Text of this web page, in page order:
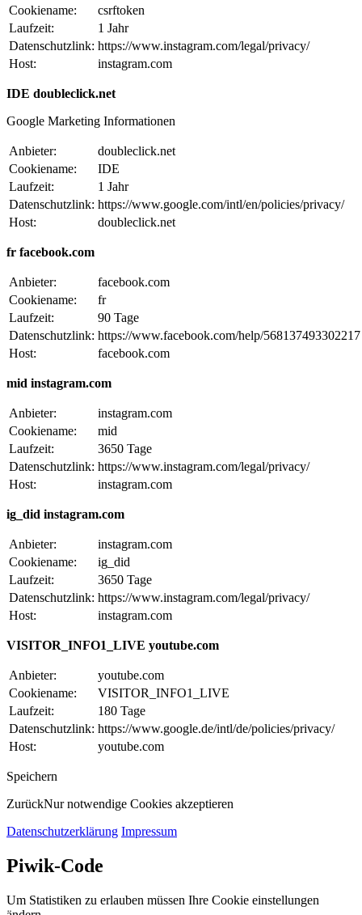
Cookiename:
csrftoken
Laufzeit:
1 Jahr
Datenschutzlink: https://www.instagram.com/legal/privacy/
Host:
instagram.com
IDE doubleclick.net
Google Marketing Informationen
Anbieter:
doubleclick.net
Cookiename:
IDE
Laufzeit:
1 Jahr
Datenschutzlink: https://www.google.com/intl/en/policies/privacy/
Host:
doubleclick.net
fr facebook.com
Anbieter:
facebook.com
Cookiename:
fr
Laufzeit:
90 Tage
Datenschutzlink: https://www.facebook.com/help/568137493302217
Host:
facebook.com
mid instagram.com
Anbieter:
instagram.com
Cookiename:
mid
Laufzeit:
3650 Tage
Datenschutzlink: https://www.instagram.com/legal/privacy/
Host:
instagram.com
ig_did instagram.com
Anbieter:
instagram.com
Cookiename:
ig_did
Laufzeit:
3650 Tage
Datenschutzlink: https://www.instagram.com/legal/privacy/
Host:
instagram.com
VISITOR_INFO1_LIVE youtube.com
Anbieter:
youtube.com
Cookiename:
VISITOR_INFO1_LIVE
Laufzeit:
180 Tage
Datenschutzlink: https://www.google.de/intl/de/policies/privacy/
Host:
youtube.com
Speichern
ZurückNur notwendige Cookies akzeptieren
Datenschutzerklärung Impressum
Piwik-Code
Um Statistiken zu erlauben müssen Ihre Cookie einstellungen